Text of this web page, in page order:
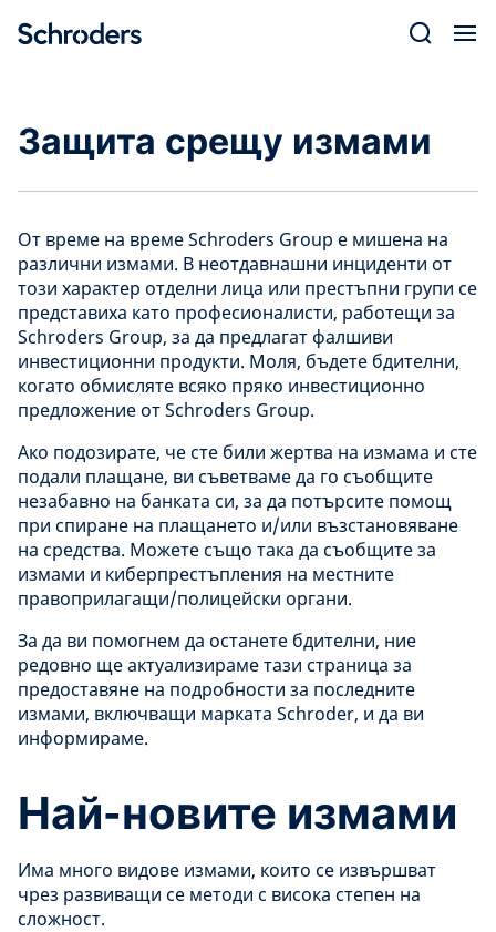
Защита срещу измами
От време на време Schroders Group е мишена на
различни измами. В неотдавнашни инциденти от
този характер отделни лица или престъпни групи се
представиха като професионалисти, работещи за
Schroders Group, за да предлагат фалшиви
инвестиционни продукти. Моля, бъдете бдителни,
когато обмисляте всяко пряко инвестиционно
предложение от Schroders Group.
Ако подозирате, че сте били жертва на измама и сте
подали плащане, ви съветваме да го съобщите
незабавно на банката си, за да потърсите помощ
при спиране на плащането и/или възстановяване
на средства. Можете също така да съобщите за
измами и киберпрестъпления на местните
правоприлагащи/полицейски органи.
За да ви помогнем да останете бдителни, ние
редовно ще актуализираме тази страница за
предоставяне на подробности за последните
измами, включващи марката Schroder, и да ви
информираме.
Най-новите измами
Има много видове измами, които се извършват
чрез развиващи се методи с висока степен на
сложност.